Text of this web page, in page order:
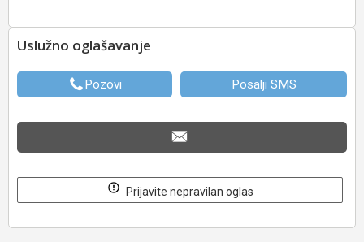
Uslužno oglašavanje
Pozovi Posalji SMS
Prijavite nepravilan oglas